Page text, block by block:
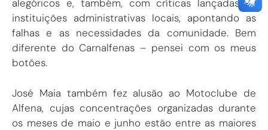
alegóricos e, também, com críticas lançadas às
instituições administrativas locais, apontando as
falhas e as necessidades da comunidade. Bem
diferente do Carnalfenas – pensei com os meus
botões.
José Maia também fez alusão ao Motoclube de
Alfena, cujas concentrações organizadas durante
os meses de maio e junho estão entre as maiores